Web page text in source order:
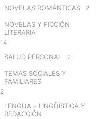
NOVELAS ROMÁNTICAS 2
NOVELAS Y FICCIÓN
LITERARIA
14
SALUD PERSONAL 2
TEMAS SOCIALES Y
FAMILIARES
2
LENGUA – LINGÜÍSTICA Y
REDACCIÓN